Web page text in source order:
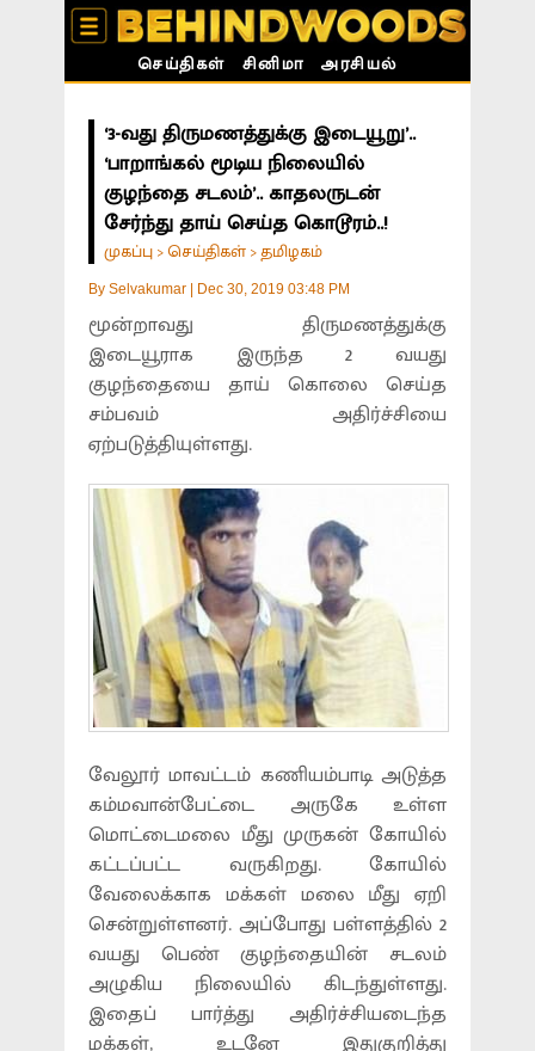
செய்திகள் சினிமா அரசியல்
‘3-வது திருமணத்துக்கு இடையூறு’..
‘பாறாங்கல் மூடிய நிலையில்
குழந்தை சடலம்’.. காதலருடன்
சேர்ந்து தாய் செய்த கொடூரம்..!
முகப்பு >செய்திகள் >தமிழகம்
By Selvakumar Dec 30, 2019 03:48 PM
மூன்றாவது திருமணத்துக்கு
இடையூராக இருந்த 2 வயது
குழந்தையை தாய் கொலை செய்த
சம்பவம் அதிர்ச்சியை
ஏற்படுத்தியுள்ளது.
வேலூர் மாவட்டம் கணியம்பாடி அடுத்த
கம்மவான்பேட்டை அருகே உள்ள
மொட்டைமலை மீது முருகன் கோயில்
கட்டப்பட்ட வருகிறது. கோயில்
வேலைக்காக மக்கள் மலை மீது ஏறி
சென்றுள்ளனர். அப்போது பள்ளத்தில் 2
வயது பெண் குழந்தையின் சடலம்
அழுகிய நிலையில் கிடந்துள்ளது.
இதைப் பார்த்து அதிர்ச்சியடைந்த